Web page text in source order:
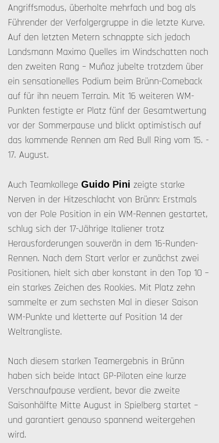
Angriffsmodus, überholte mehrfach und bog als
Führender der Verfolgergruppe in die letzte Kurve.
Auf den letzten Metern schnappte sich jedoch
Landsmann Maximo Quelles im Windschatten noch
den zweiten Rang – Muñoz jubelte trotzdem über
ein sensationelles Podium beim Brünn-Comeback
auf für ihn neuem Terrain. Mit 16 weiteren WM-
Punkten festigte er Platz fünf der Gesamtwertung
vor der Sommerpause und blickt optimistisch auf
das kommende Rennen am Red Bull Ring vom 15. -
17. August.
Auch Teamkollege Guido Pini zeigte starke
Nerven in der Hitzeschlacht von Brünn: Erstmals
von der Pole Position in ein WM-Rennen gestartet,
schlug sich der 17-Jährige Italiener trotz
Herausforderungen souverän in dem 16-Runden-
Rennen. Nach dem Start verlor er zunächst zwei
Positionen, hielt sich aber konstant in den Top 10 –
ein starkes Zeichen des Rookies. Mit Platz zehn
sammelte er zum sechsten Mal in dieser Saison
WM-Punkte und kletterte auf Position 14 der
Weltrangliste.
Nach diesem starken Teamergebnis in Brünn
haben sich beide Intact GP-Piloten eine kurze
Verschnaufpause verdient, bevor die zweite
Saisonhälfte Mitte August in Spielberg startet –
und garantiert genauso spannend weitergehen
wird.